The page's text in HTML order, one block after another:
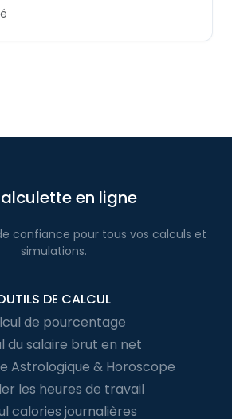
en ligne
confiance pour tous vos calculs et
simulations.
DE CALCUL
de pourcentage
du salaire brut en net
Astrologique & Horoscope
les heures de travail
calories journalières